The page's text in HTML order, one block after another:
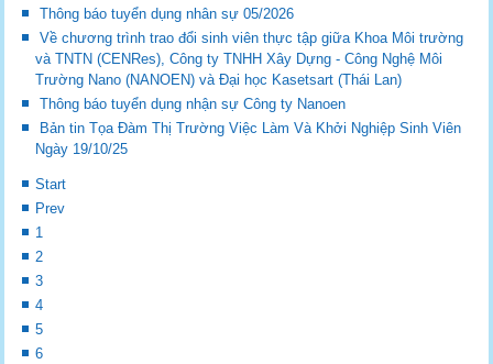
Thông báo tuyển dụng nhân sự 05/2026
Về chương trình trao đổi sinh viên thực tập giữa Khoa Môi trường
và TNTN (CENRes), Công ty TNHH Xây Dựng - Công Nghệ Môi
Trường Nano (NANOEN) và Đại học Kasetsart (Thái Lan)
Thông báo tuyển dụng nhận sự Công ty Nanoen
Bản tin Tọa Đàm Thị Trường Việc Làm Và Khởi Nghiệp Sinh Viên
Ngày 19/10/25
Start
Prev
1
2
3
4
5
6